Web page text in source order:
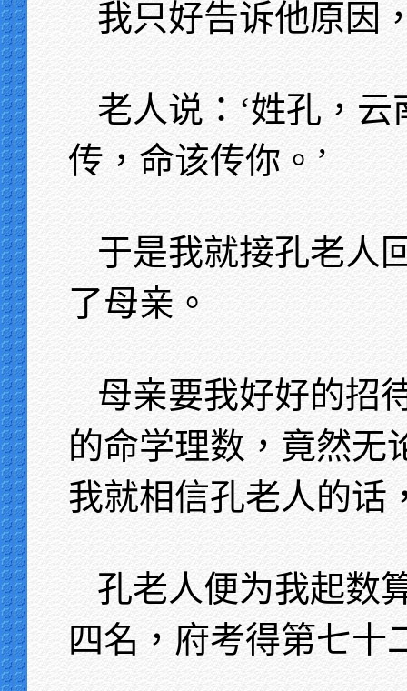
我只好告诉他原因
老人说：‘姓孔，
传，命该传你。’
于是我就接孔老人
了母亲。
母亲要我好好的招
的命学理数，竟然无
我就相信孔老人的话
孔老人便为我起数
四名，府考得第七十